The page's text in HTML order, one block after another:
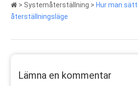
> Systemåterställning > Hur man
återställningsläge
Lämna en kommentar